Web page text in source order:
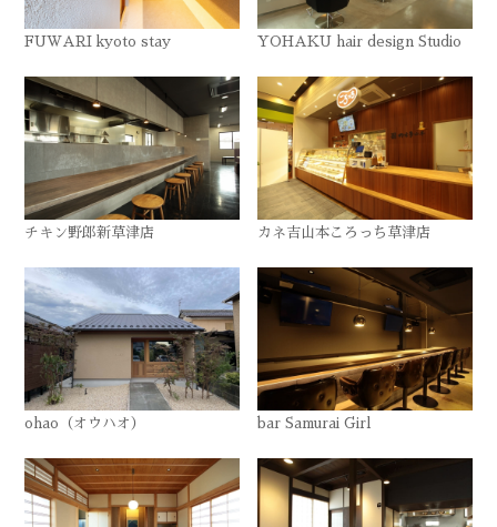
FUWARI kyoto stay YOHAKU hair design Studio
チキン野郎新草津店 カネ吉山本ころっち草津店
ohao（オウハオ） bar Samurai Girl